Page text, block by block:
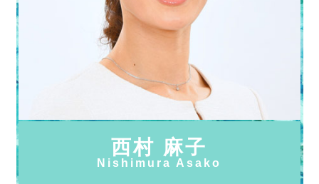
西村 麻子
Nishimura Asako